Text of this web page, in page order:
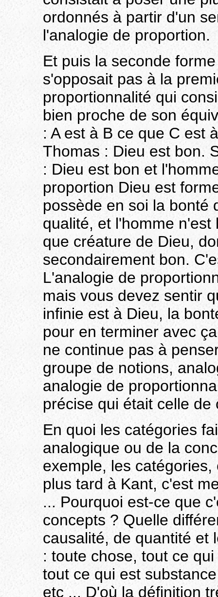
ordonnés à partir d'un
l'analogie de proportion.
Et puis la seconde
s'opposait pas à la
proportionnalité qui
bien proche de son
: A est à B ce que C est
Thomas : Dieu est bon.
: Dieu est bon et
proportion Dieu est
possède en soi la bonté
qualité, et l'homme
que créature de Dieu,
secondairement bon.
L'analogie de
mais vous devez sentir
infinie est à Dieu, la
pour en terminer avec
ne continue pas à
groupe de notions,
analogie de
précise qui était celle de
En quoi les catégories
analogique ou de la
exemple, les
plus tard à Kant, c'est
... Pourquoi est-ce que
concepts ? Quelle
causalité, de quantité et
: toute chose, tout ce
tout ce qui est
etc ... D'où la définition